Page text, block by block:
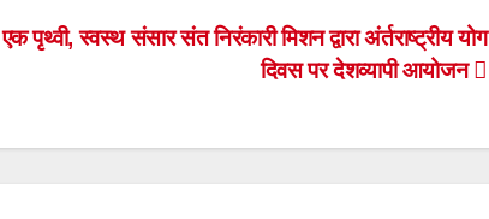
एक पृथ्वी, स्वस्थ संसार संत निरंकारी मिशन द्वारा अंर्तराष्ट्रीय योग
दिवस पर देशव्यापी आयोजन